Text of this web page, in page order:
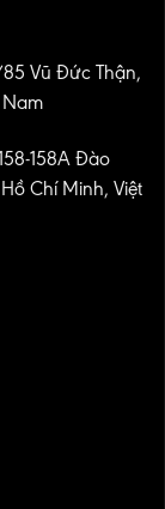
85 Vũ Đức Thận,
Nam
158A Đào
Chí Minh, Việt